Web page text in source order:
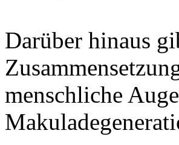
Darüber hinaus
menschliche